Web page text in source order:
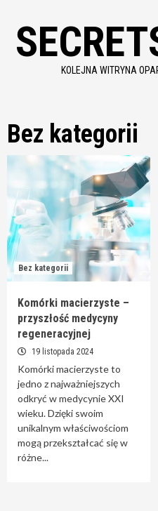
content
KOLEJNA WITRYNA
Bez kategorii
Bez kategorii
Komórki macierzyste –
przyszłość medycyny
regeneracyjnej
19 listopada 2024
Komórki macierzyste to
jedno z najważniejszych
odkryć w medycynie XXI
wieku. Dzięki swoim
unikalnym właściwościom
mogą przekształcać się w
różne...